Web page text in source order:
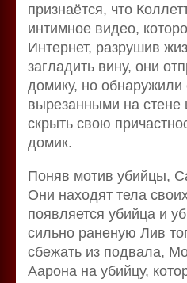
признаётся, что
интимное видео,
Интернет, разрушив
загладить вину, они
домику, но обнаружили
вырезанными на
скрыть свою
домик.
Поняв мотив убийцы,
Они находят тела
появляется убийца и
сильно раненую Лив
сбежать из подвала,
Аарона на убийцу,